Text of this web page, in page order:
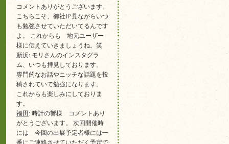
コメントありがとうございます。
こちらこそ、御社㏋見ながらいつ
も勉強させていただいてるんです
よ。 これからも 地元ユーザー
様に伝えていきましょうね。笑
新浜: モリさんのインスタグラ
ム、いつも拝見しております。
専門的なお話やニッチな話題を投
稿されていて勉強になります。
これからも楽しみにしておりま
す。
福田 : 時計の響様 コメントあり
がとうございます。 次回開催時
には 今回の出展予定者様には一
番にご連絡させていただく予定で